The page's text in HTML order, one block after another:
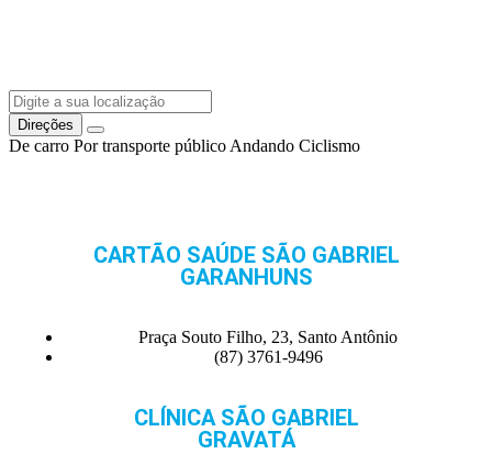
Direções
De carro Por transporte público Andando Ciclismo
CARTÃO SAÚDE SÃO GABRIEL
GARANHUNS
Praça Souto Filho, 23, Santo Antônio
(87) 3761-9496
CLÍNICA SÃO GABRIEL
GRAVATÁ